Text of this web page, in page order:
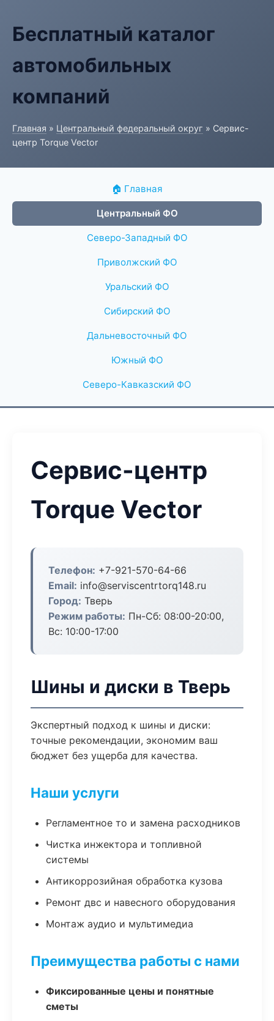
Бесплатный каталог
автомобильных
компаний
Главная » Центральный федеральный округ » Сервис-
центр Torque Vector
🏠 Главная
Центральный ФО
Северо-Западный ФО
Приволжский ФО
Уральский ФО
Сибирский ФО
Дальневосточный ФО
Южный ФО
Северо-Кавказский ФО
Сервис-центр
Torque Vector
Телефон: +7-921-570-64-66
Email: info@serviscentrtorq148.ru
Город: Тверь
Режим работы: Пн-Сб: 08:00-20:00,
Вс: 10:00-17:00
Шины и диски в Тверь
Экспертный подход к шины и диски:
точные рекомендации, экономим ваш
бюджет без ущерба для качества.
Наши услуги
Регламентное то и замена расходников
Чистка инжектора и топливной
системы
Антикоррозийная обработка кузова
Ремонт двс и навесного оборудования
Монтаж аудио и мультимедиа
Преимущества работы с нами
Фиксированные цены и понятные
сметы